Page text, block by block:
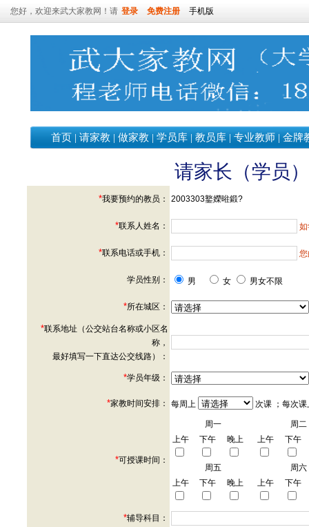
您好，欢迎来武大家教网！请 登录 免费注册 手机版
首页 | 请家教 | 做家教 | 学员库 | 教员库 | 专业教师 | 金牌
请家长（学员
*我要预约的教员： 2003303鐜嬫暀鍛?
*联系人姓名：
*联系电话或手机：
学员性别： 男 女 男女不限
*所在城区：
*联系地址（公交站台名称或小区名
称，
最好填写一下直达公交线路）：
*学员年级：
*家教时间安排： 每周上 次课 ；每次
*可授课时间：
周一
周二
上午
下午 晚上 上午 下午
周五
周六
上午
下午 晚上 上午 下午
*辅导科目：